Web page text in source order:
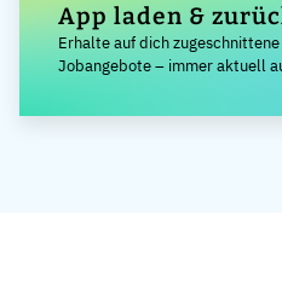
App laden &
Erhalte auf dich
Jobangebote – immer aktuell